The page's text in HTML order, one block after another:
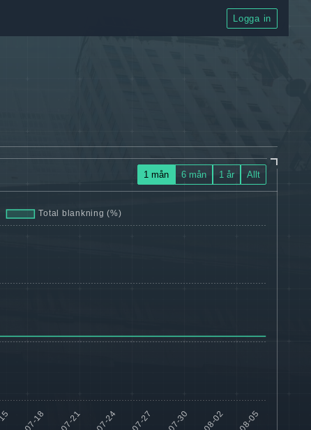
Logga in
1 mån 6 mån 1 år Allt